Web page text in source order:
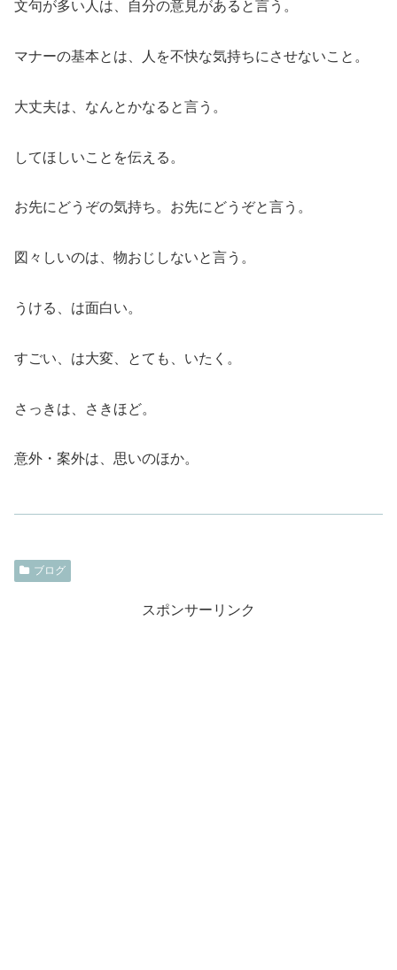
文句が多い人は、自分の意見があると言う。
マナーの基本とは、人を不快な気持ちにさせないこと。
大丈夫は、なんとかなると言う。
してほしいことを伝える。
お先にどうぞの気持ち。お先にどうぞと言う。
図々しいのは、物おじしないと言う。
うける、は面白い。
すごい、は大変、とても、いたく。
さっきは、さきほど。
意外・案外は、思いのほか。
ブログ
スポンサーリンク